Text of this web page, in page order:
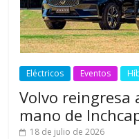
Eléctricos Eventos
Volvo reingresa
mano de
18 de julio de 2026